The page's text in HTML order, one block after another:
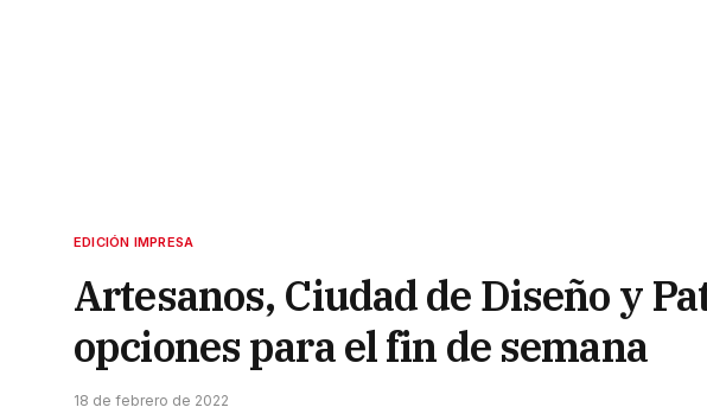
EDICIÓN IMPRESA
Artesanos, Ciudad de Diseño y
opciones para el fin de semana
18 de febrero de 2022